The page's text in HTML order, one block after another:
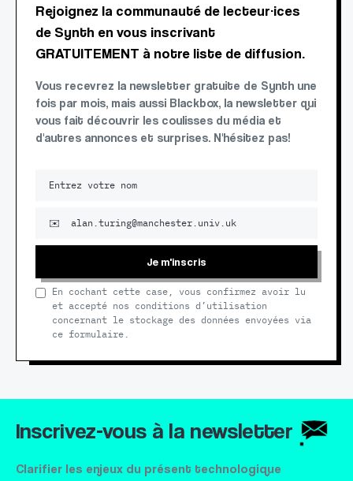
Rejoignez la communauté de lecteur·ices
de Synth en vous inscrivant
GRATUITEMENT à notre liste de diffusion.
Vous recevrez la newsletter gratuite de Synth une
fois par mois, mais aussi Blackbox, la newsletter qui
vous fait découvrir les coulisses du média et
d'autres annonces et surprises. N'hésitez pas!
Je m'inscris
En cochant cette case, vous confirmez avoir lu
et accepté nos conditions d’utilisation
concernant le stockage des données envoyées via
ce formulaire.
Inscrivez-vous à la newsletter
Clarifier les enjeux du présent technologique